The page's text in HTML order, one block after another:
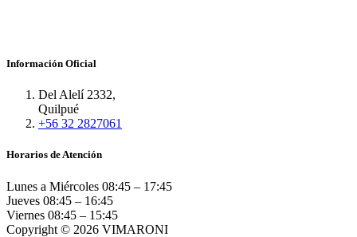
Información Oficial
Del Alelí 2332,
Quilpué
+56 32 2827061
Horarios de Atención
Lunes a Miércoles 08:45 – 17:45
Jueves 08:45 – 16:45
Viernes 08:45 – 15:45
Copyright © 2026 VIMARONI